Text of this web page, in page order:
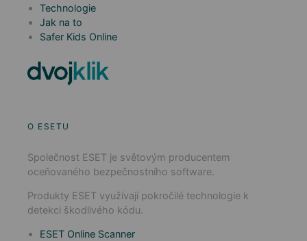
Technologie
Jak na to
Safer Kids Online
O ESETU
Společnost ESET je světovým producentem
oceňovaného bezpečnostního software.
Produkty ESET využívají pokročilé technologie k
detekci škodlivého kódu.
ESET Online Scanner